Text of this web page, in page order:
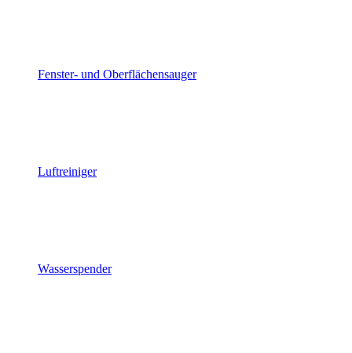
Fenster- und Oberflächensauger
Luftreiniger
Wasserspender